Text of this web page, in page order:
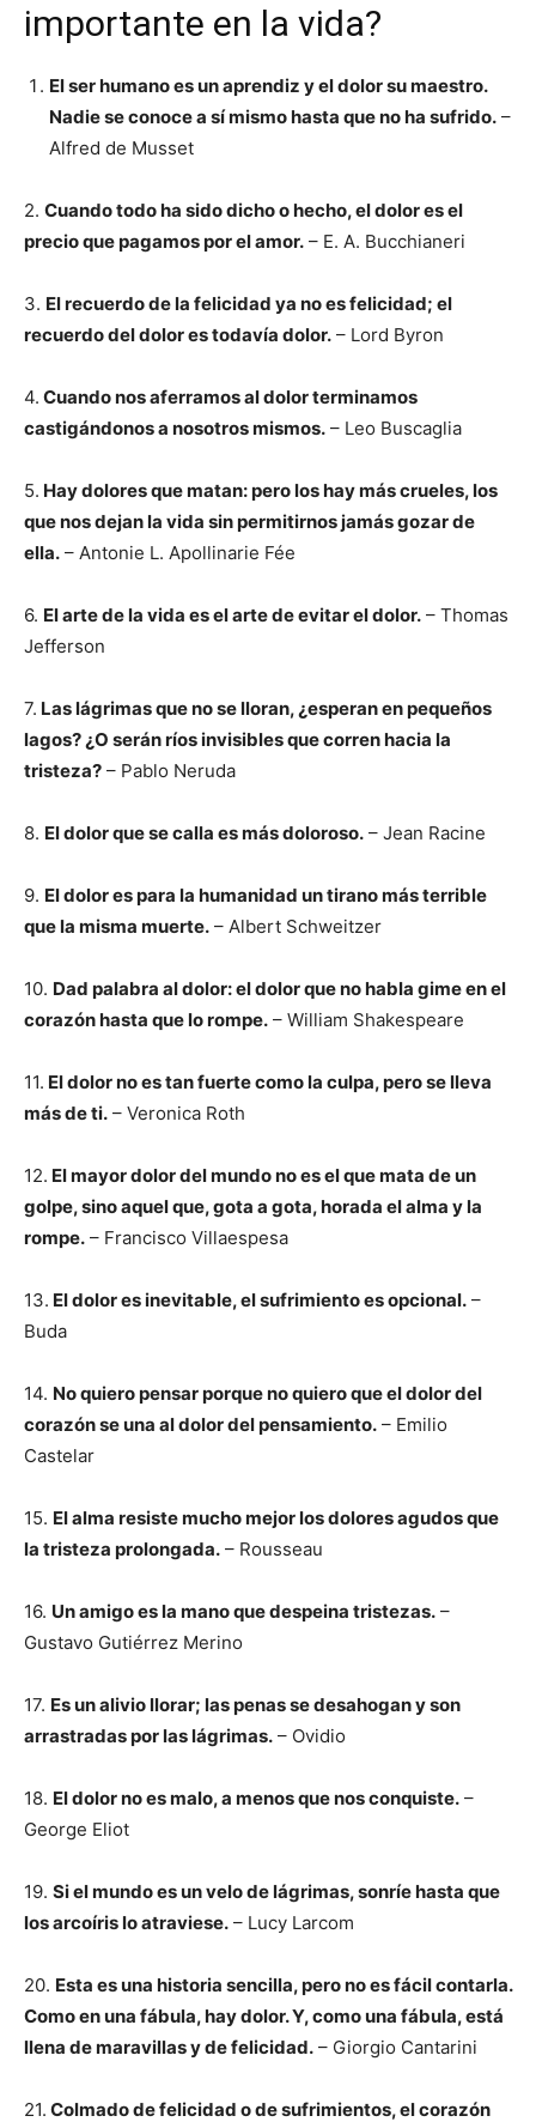
importante en la vida?
El ser humano es un aprendiz y el dolor su maestro.
Nadie se conoce a sí mismo hasta que no ha sufrido. –
Alfred de Musset
2. Cuando todo ha sido dicho o hecho, el dolor es el
precio que pagamos por el amor. – E. A. Bucchianeri
3. El recuerdo de la felicidad ya no es felicidad; el
recuerdo del dolor es todavía dolor. – Lord Byron
4. Cuando nos aferramos al dolor terminamos
castigándonos a nosotros mismos. – Leo Buscaglia
5. Hay dolores que matan: pero los hay más crueles, los
que nos dejan la vida sin permitirnos jamás gozar de
ella. – Antonie L. Apollinarie Fée
6. El arte de la vida es el arte de evitar el dolor. – Thomas
Jefferson
7. Las lágrimas que no se lloran, ¿esperan en pequeños
lagos? ¿O serán ríos invisibles que corren hacia la
tristeza? – Pablo Neruda
8. El dolor que se calla es más doloroso. – Jean Racine
9. El dolor es para la humanidad un tirano más terrible
que la misma muerte. – Albert Schweitzer
10. Dad palabra al dolor: el dolor que no habla gime en el
corazón hasta que lo rompe. – William Shakespeare
11. El dolor no es tan fuerte como la culpa, pero se lleva
más de ti. – Veronica Roth
12. El mayor dolor del mundo no es el que mata de un
golpe, sino aquel que, gota a gota, horada el alma y la
rompe. – Francisco Villaespesa
13. El dolor es inevitable, el sufrimiento es opcional. –
Buda
14. No quiero pensar porque no quiero que el dolor del
corazón se una al dolor del pensamiento. – Emilio
Castelar
15. El alma resiste mucho mejor los dolores agudos que
la tristeza prolongada. – Rousseau
16. Un amigo es la mano que despeina tristezas. –
Gustavo Gutiérrez Merino
17. Es un alivio llorar; las penas se desahogan y son
arrastradas por las lágrimas. – Ovidio
18. El dolor no es malo, a menos que nos conquiste. –
George Eliot
19. Si el mundo es un velo de lágrimas, sonríe hasta que
los arcoíris lo atraviese. – Lucy Larcom
20. Esta es una historia sencilla, pero no es fácil contarla.
Como en una fábula, hay dolor. Y, como una fábula, está
llena de maravillas y de felicidad. – Giorgio Cantarini
21. Colmado de felicidad o de sufrimientos, el corazón